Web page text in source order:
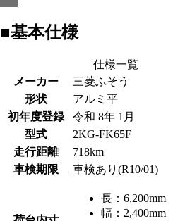
■基本仕様
仕様一覧
メーカー
三菱ふそう
形状
アルミ平
初年度登録
令和 8年 1月
型式
2KG-FK65F
走行距離
718km
車検期限
車検あり(R10/01)
長： 6,200mm
幅： 2,400mm